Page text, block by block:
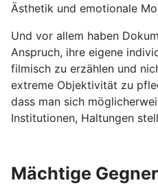
Ästhetik und emotionale
Und vor allem haben
Anspruch, ihre eigene
filmisch zu erzählen und
extreme Objektivität zu
dass man sich
Institutionen, Haltungen
Mächtige Gegner